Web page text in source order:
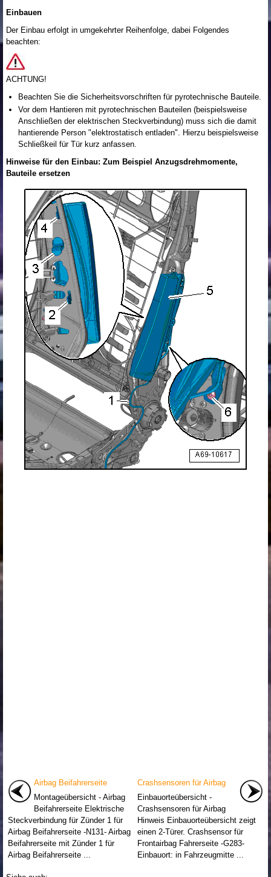
Einbauen
Der Einbau erfolgt in umgekehrter Reihenfolge, dabei Folgendes
beachten:
ACHTUNG!
Beachten Sie die Sicherheitsvorschriften für pyrotechnische Bauteile.
Vor dem Hantieren mit pyrotechnischen Bauteilen (beispielsweise
Anschließen der elektrischen Steckverbindung) muss sich die damit
hantierende Person "elektrostatisch entladen". Hierzu beispielsweise
Schließkeil für Tür kurz anfassen.
Hinweise für den Einbau: Zum Beispiel Anzugsdrehmomente,
Bauteile ersetzen
Airbag Beifahrerseite
Montageübersicht - Airbag
Beifahrerseite Elektrische
Steckverbindung für Zünder 1 für
Airbag Beifahrerseite -N131- Airbag
Beifahrerseite mit Zünder 1 für
Airbag Beifahrerseite ...
Crashsensoren für Airbag
Einbauorteübersicht -
Crashsensoren für Airbag
Hinweis Einbauorteübersicht zeigt
einen 2-Türer. Crashsensor für
Frontairbag Fahrerseite -G283-
Einbauort: in Fahrzeugmitte ...